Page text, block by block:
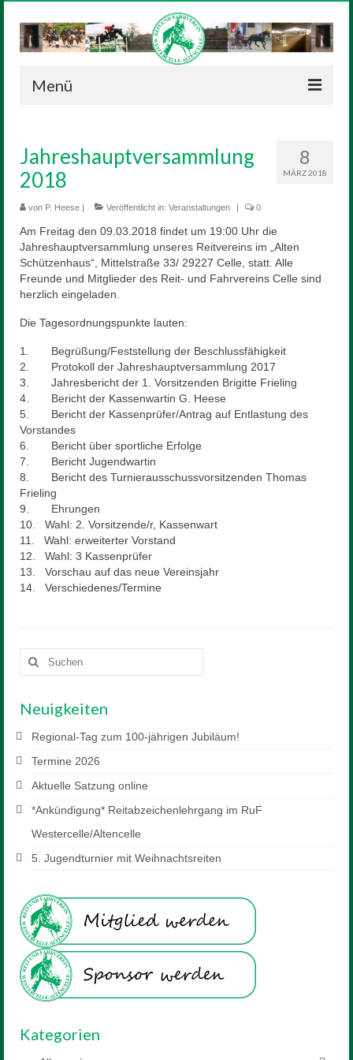
Menü
Verein
Geschichte
Satzung
Reitanlage
Sponsoren
Mitglied werden
Sponsor werden
Reiten
Unterricht
Schulpferde
Voltigieren
Preise
Anfahrt
Kontakt
8
MÄRZ 2018
Jahreshauptversammlung
2018
von P. Heese | Veröffentlicht in: Veranstaltungen | 0
Am Freitag den 09.03.2018 findet um 19:00 Uhr die
Jahreshauptversammlung unseres Reitvereins im „Alten
Schützenhaus“, Mittelstraße 33/ 29227 Celle, statt. Alle
Freunde und Mitglieder des Reit- und Fahrvereins Celle sind
herzlich eingeladen.
Die Tagesordnungspunkte lauten:
1. Begrüßung/Feststellung der Beschlussfähigkeit
2. Protokoll der Jahreshauptversammlung 2017
3. Jahresbericht der 1. Vorsitzenden Brigitte Frieling
4. Bericht der Kassenwartin G. Heese
5. Bericht der Kassenprüfer/Antrag auf Entlastung des
Vorstandes
6. Bericht über sportliche Erfolge
7. Bericht Jugendwartin
8. Bericht des Turnierausschussvorsitzenden Thomas
Frieling
9. Ehrungen
10. Wahl: 2. Vorsitzende/r, Kassenwart
11. Wahl: erweiterter Vorstand
12. Wahl: 3 Kassenprüfer
13. Vorschau auf das neue Vereinsjahr
14. Verschiedenes/Termine
Suchen
nach:
Neuigkeiten
Regional-Tag zum 100-jährigen Jubiläum!
Termine 2026
Aktuelle Satzung online
*Ankündigung* Reitabzeichenlehrgang im RuF
Westercelle/Altencelle
5. Jugendturnier mit Weihnachtsreiten
Kategorien